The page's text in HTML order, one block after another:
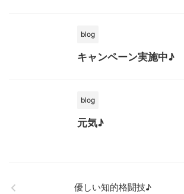
blog
キャンペーン実施中♪
blog
元気♪
優しい知的格闘技♪